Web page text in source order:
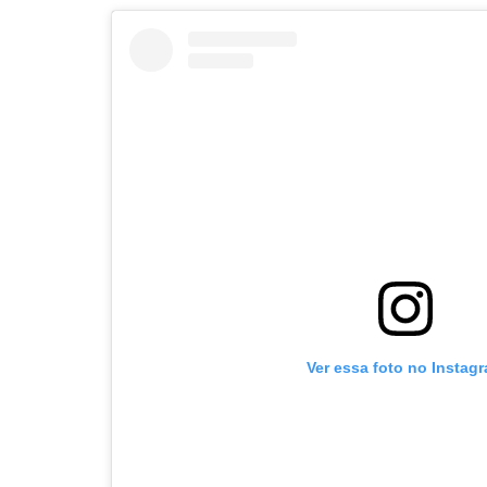
Ver essa foto no